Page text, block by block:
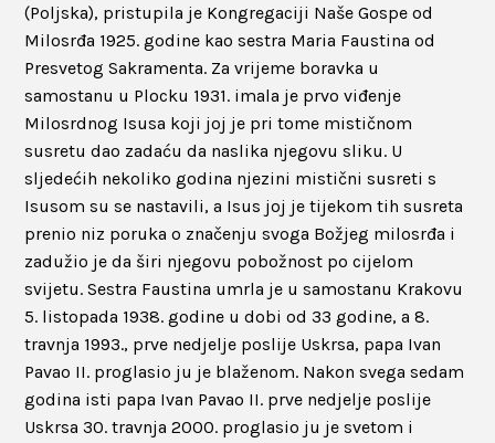
(Poljska), pristupila je Kongregaciji Naše Gospe od
Milosrđa 1925. godine kao sestra Maria Faustina od
Presvetog Sakramenta. Za vrijeme boravka u
samostanu u Plocku 1931. imala je prvo viđenje
Milosrdnog Isusa koji joj je pri tome mističnom
susretu dao zadaću da naslika njegovu sliku. U
sljedećih nekoliko godina njezini mistični susreti s
Isusom su se nastavili, a Isus joj je tijekom tih susreta
prenio niz poruka o značenju svoga Božjeg milosrđa i
zadužio je da širi njegovu pobožnost po cijelom
svijetu. Sestra Faustina umrla je u samostanu Krakovu
5. listopada 1938. godine u dobi od 33 godine, a 8.
travnja 1993., prve nedjelje poslije Uskrsa, papa Ivan
Pavao II. proglasio ju je blaženom. Nakon svega sedam
godina isti papa Ivan Pavao II. prve nedjelje poslije
Uskrsa 30. travnja 2000. proglasio ju je svetom i